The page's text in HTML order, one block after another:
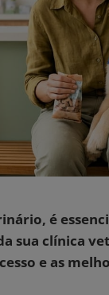
é
sua clínica
e as